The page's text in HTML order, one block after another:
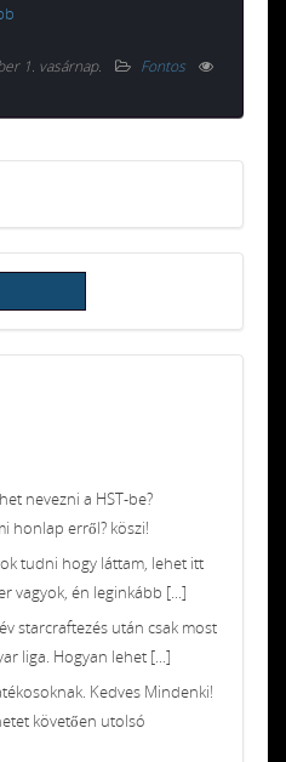
1. vasárnap.
Fontos
nevezni a HST-be?
honlap erről? köszi!
tudni hogy láttam, lehet itt
vagyok, én leginkább [...]
starcraftezés után csak most
liga. Hogyan lehet [...]
Kedves Mindenki!
követően utolsó